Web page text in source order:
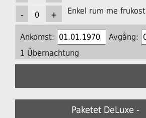
Enkel rum me frukost
Ankomst:
Avgång:
1 Übernachtung
Paketet DeLuxe -